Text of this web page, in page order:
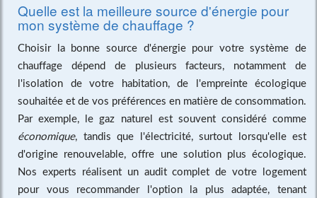
Quelle est la meilleure source d'énergie pour
mon système de chauffage ?
Choisir la bonne source d'énergie pour votre système de
chauffage dépend de plusieurs facteurs, notamment de
l'isolation de votre habitation, de l'empreinte écologique
souhaitée et de vos préférences en matière de consommation.
Par exemple, le gaz naturel est souvent considéré comme
économique, tandis que l'électricité, surtout lorsqu'elle est
d'origine renouvelable, offre une solution plus écologique.
Nos experts réalisent un audit complet de votre logement
pour vous recommander l'option la plus adaptée, tenant